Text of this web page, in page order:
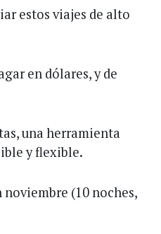
estos viajes de alto
en dólares, y de
una herramienta
y flexible.
(10 noches,